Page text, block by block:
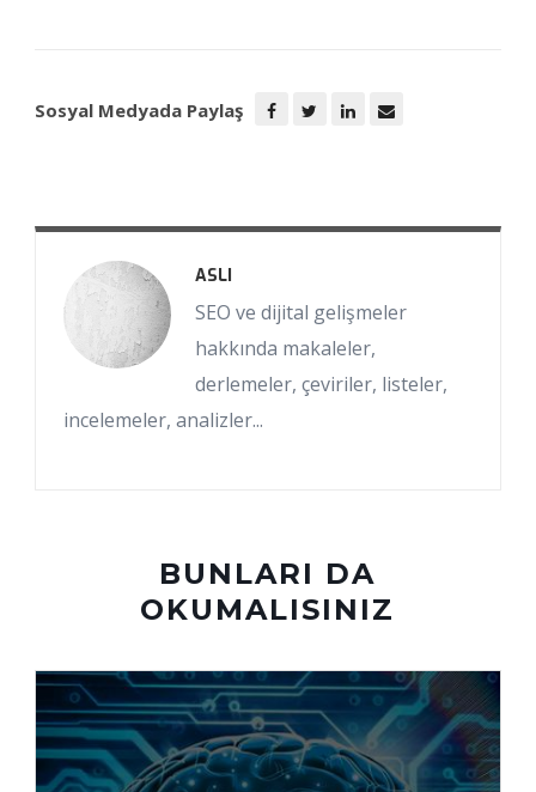
Sosyal Medyada Paylaş
ASLI
SEO ve dijital gelişmeler
hakkında makaleler,
derlemeler, çeviriler, listeler,
incelemeler, analizler...
BUNLARI DA
OKUMALISINIZ